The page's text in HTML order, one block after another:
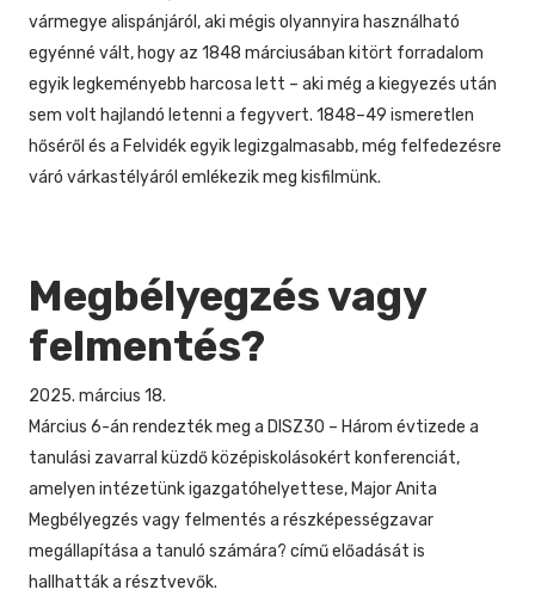
vármegye alispánjáról, aki mégis olyannyira használható
egyénné vált, hogy az 1848 márciusában kitört forradalom
egyik legkeményebb harcosa lett – aki még a kiegyezés után
sem volt hajlandó letenni a fegyvert. 1848–49 ismeretlen
hőséről és a Felvidék egyik legizgalmasabb, még felfedezésre
váró várkastélyáról emlékezik meg kisfilmünk.
Megbélyegzés vagy
felmentés?
2025. március 18.
Március 6-án rendezték meg a DISZ30 – Három évtizede a
tanulási zavarral küzdő középiskolásokért konferenciát,
amelyen intézetünk igazgatóhelyettese, Major Anita
Megbélyegzés vagy felmentés a részképességzavar
megállapítása a tanuló számára? című előadását is
hallhatták a résztvevők.